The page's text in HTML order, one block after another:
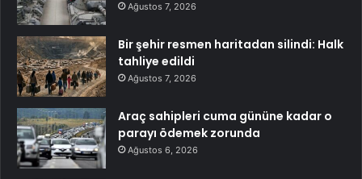
Ağustos 7, 2026
Bir şehir resmen haritadan silindi: Halk
tahliye edildi
Ağustos 7, 2026
Araç sahipleri cuma gününe kadar o
parayı ödemek zorunda
Ağustos 6, 2026